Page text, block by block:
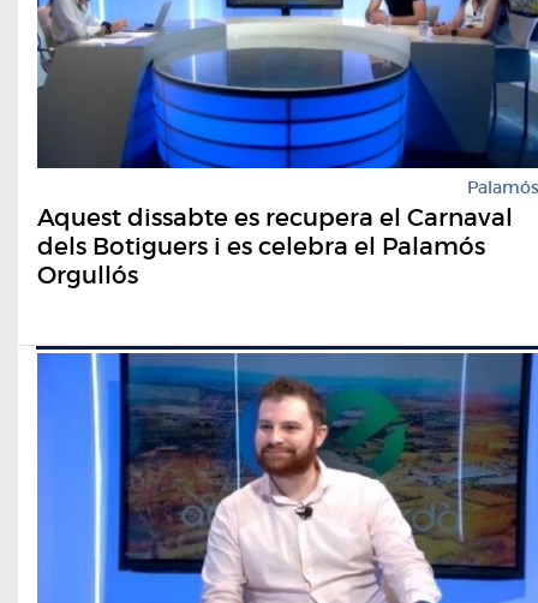
Palamós
Aquest dissabte es recupera el Carnaval
dels Botiguers i es celebra el Palamós
Orgullós